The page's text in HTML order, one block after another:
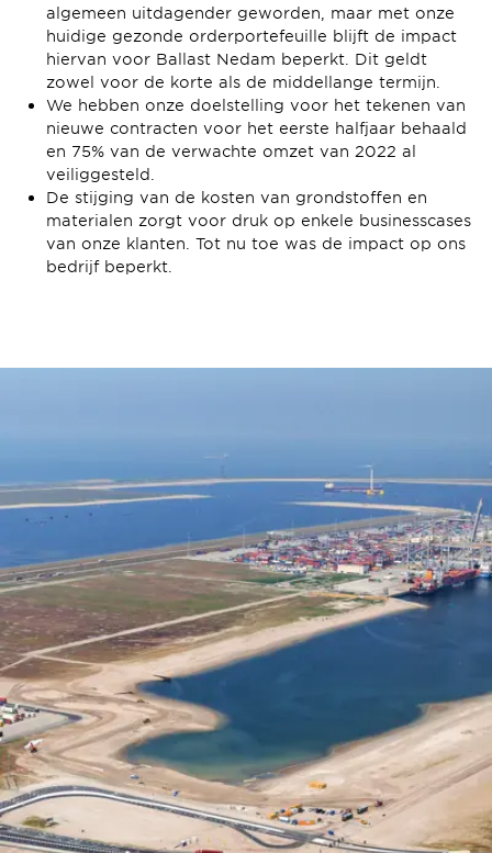
algemeen uitdagender geworden, maar met onze
huidige gezonde orderportefeuille blijft de impact
hiervan voor Ballast Nedam beperkt. Dit geldt
zowel voor de korte als de middellange termijn.
We hebben onze doelstelling voor het tekenen van
nieuwe contracten voor het eerste halfjaar behaald
en 75% van de verwachte omzet van 2022 al
veiliggesteld.
De stijging van de kosten van grondstoffen en
materialen zorgt voor druk op enkele businesscases
van onze klanten. Tot nu toe was de impact op ons
bedrijf beperkt.